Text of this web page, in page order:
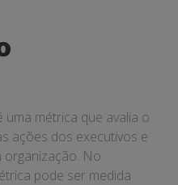
uma métrica que avalia o
ações dos executivos e
organização. No
pode ser medida